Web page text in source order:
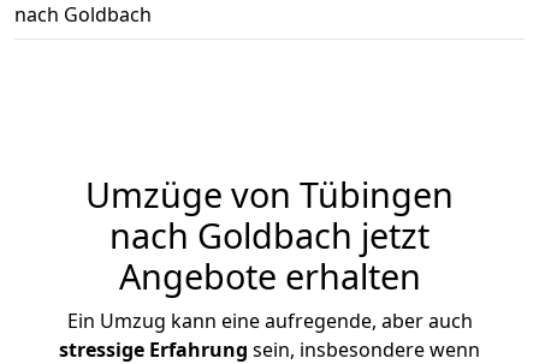
nach Goldbach
Umzüge von Tübingen
nach Goldbach jetzt
Angebote erhalten
Ein Umzug kann eine aufregende, aber auch
stressige Erfahrung sein, insbesondere wenn